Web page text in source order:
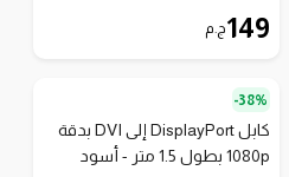
149ج.م
38%-
كابل DisplayPort إلى DVI بدقة
1080p بطول 1.5 متر - أسود